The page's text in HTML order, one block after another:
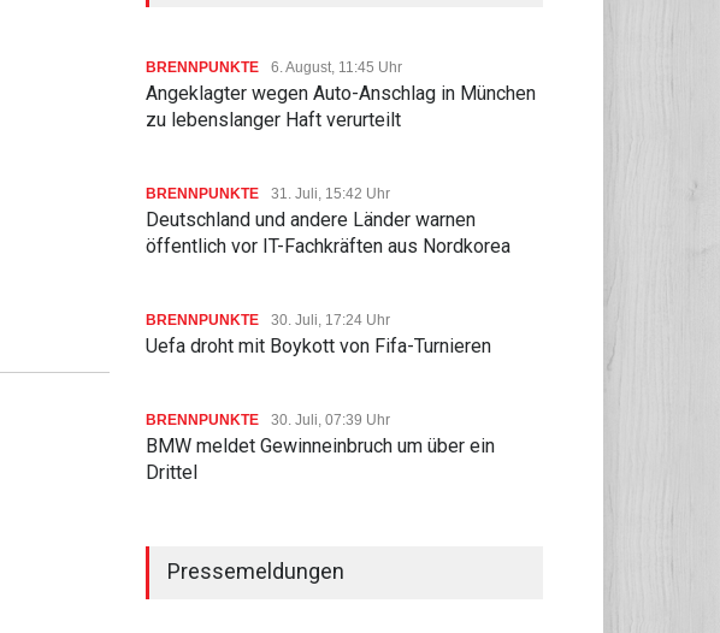
BRENNPUNKTE 6. August, 11:45 Uhr
Angeklagter wegen Auto-Anschlag in München
zu lebenslanger Haft verurteilt
BRENNPUNKTE 31. Juli, 15:42 Uhr
Deutschland und andere Länder warnen
öffentlich vor IT-Fachkräften aus Nordkorea
BRENNPUNKTE 30. Juli, 17:24 Uhr
Uefa droht mit Boykott von Fifa-Turnieren
BRENNPUNKTE 30. Juli, 07:39 Uhr
BMW meldet Gewinneinbruch um über ein
Drittel
Pressemeldungen